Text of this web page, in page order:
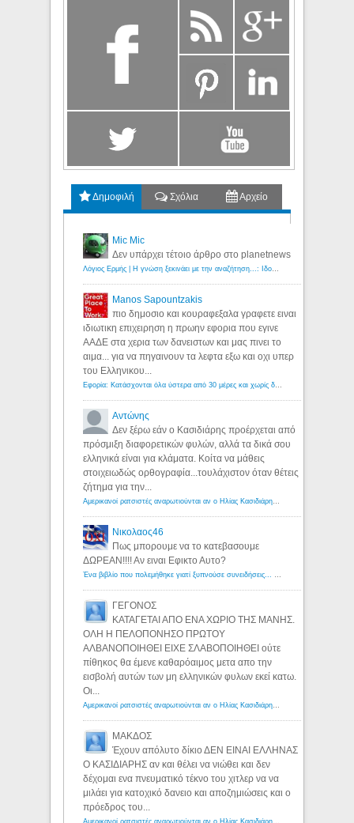
Δημοφιλή Σχόλια Αρχείο
Mic Mic
Δεν υπάρχει τέτοιο άρθρο στο planetnews
Manos Sapountzakis
πιο δημοσιο και κουραφεξαλα γραφετε ειναι
ιδιωτικη επιχειρηση η πρωην εφορια που εγινε
ΑΑΔΕ στα χερια των δανειστων και μας πινει το
αιμα... για να πηγαινουν τα λεφτα εξω και οχι υπερ
του Ελληνικου...
Αντώνης
Δεν ξέρω εάν ο Κασιδιάρης προέρχεται από
πρόσμιξη διαφορετικών φυλών, αλλά τα δικά σου
ελληνικά είναι για κλάματα. Κοίτα να μάθεις
στοιχειωδώς ορθογραφία...τουλάχιστον όταν θέτεις
ζήτημα για την...
Νικολαος46
Πως μπορουμε να το κατεβασουμε
ΔΩΡΕΑΝ!!!! Αν ειναι Εφικτο Αυτο?
ΓΕΓΟΝΟΣ
ΚΑΤΑΓΕΤΑΙ ΑΠΟ ΕΝΑ ΧΩΡΙΟ ΤΗΣ ΜΑΝΗΣ.
ΟΛΗ Η ΠΕΛΟΠΟΝΗΣΟ ΠΡΩΤΟΥ
ΑΛΒΑΝΟΠΟΙΗΘΕΙ ΕΙΧΕ ΣΛΑΒΟΠΟΙΗΘΕΙ ούτε
πίθηκος θα έμενε καθαρόαιμος μετα απο την
εισβολή αυτών των μη ελληνικών φυλων εκεί κατω.
Οι...
ΜΑΚΔΟΣ
Έχουν απόλυτο δίκιο ΔΕΝ ΕΙΝΑΙ ΕΛΛΗΝΑΣ
Ο ΚΑΣΙΔΙΑΡΗΣ αν και θέλει να νιώθει και δεν
δέχομαι ενα πνευματικό τέκνο του χιτλερ να να
μιλάει για κατοχικό δανειο και αποζημιώσεις και ο
πρόεδρος του...